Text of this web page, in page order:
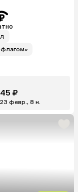
₽
февр., 8 н.